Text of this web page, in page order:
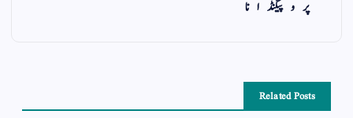
پروپیگنڈانا
Related Posts